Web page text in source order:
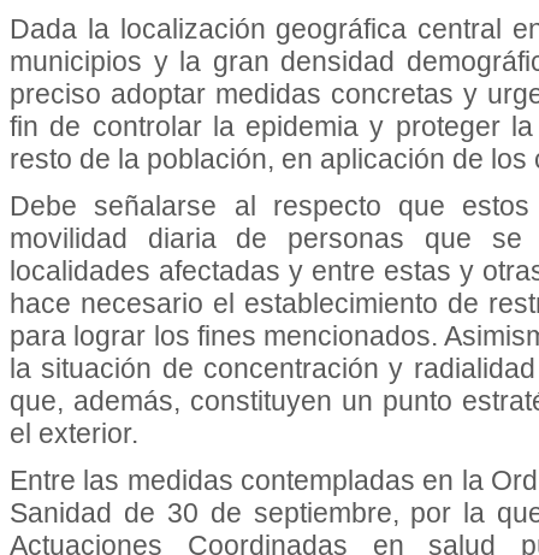
Dada la localización geográfica central
municipios y la gran densidad
preciso adoptar medidas concretas y
fin de controlar la epidemia y proteger
resto de la población, en aplicación de
Debe señalarse al respecto que
movilidad diaria de personas que se
localidades afectadas y entre estas y
hace necesario el establecimiento de
para lograr los fines mencionados.
la situación de concentración y
que, además, constituyen un punto
el exterior.
Entre las medidas contempladas en la
Sanidad de 30 de septiembre, por la
Actuaciones Coordinadas en salud